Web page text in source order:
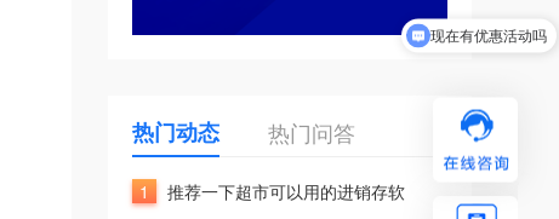
热门动态 热门问答
1
推荐一下超市可以用的进销存软
现在有优惠活动吗